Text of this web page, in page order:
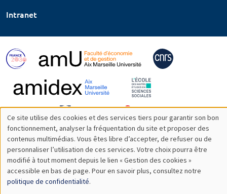
Intranet
Utilisation
des
données
personnelles
Ce site utilise des cookies et des services tiers pour garantir son bon
fonctionnement, analyser la fréquentation du site et proposer des
contenus multimédias. Vous êtes libre d’accepter, de refuser ou de
personnaliser l’utilisation de ces services. Votre choix pourra être
modifié à tout moment depuis le lien « Gestion des cookies »
accessible en bas de page. Pour en savoir plus, consultez notre
politique de confidentialité.